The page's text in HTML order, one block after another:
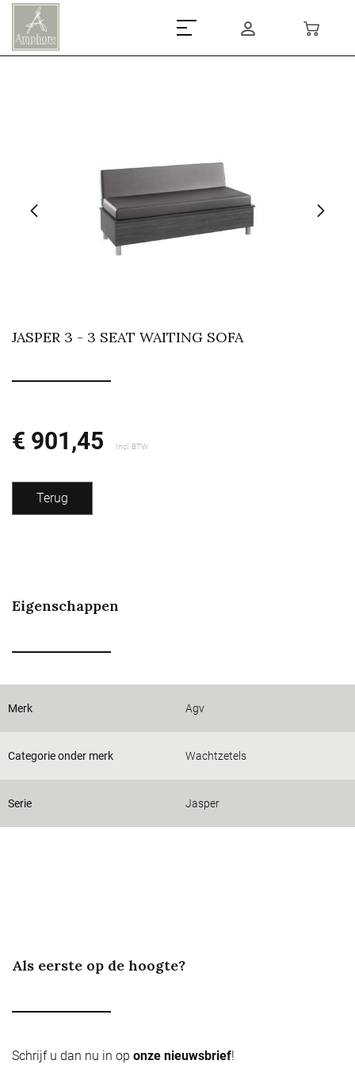
JASPER 3 - 3 SEAT WAITING SOFA
€ 901,45 Incl. BTW
Terug
Eigenschappen
Merk Agv
Categorie onder merk Wachtzetels
Serie Jasper
Als eerste op de hoogte?
Schrijf u dan nu in op onze nieuwsbrief!